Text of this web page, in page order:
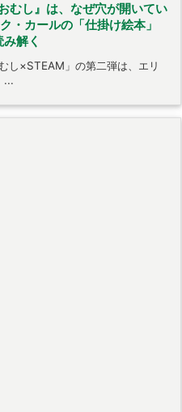
むし』は、なぜ穴が開いてい
・カールの「仕掛け絵本」
解く
し×STEAM」の第二弾は、エリ
...